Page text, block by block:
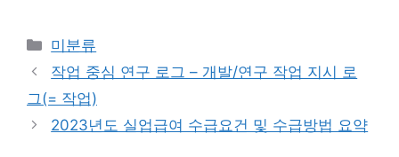
Categories
미분류
작업 중심 연구 로그 – 개발/연구 작업 지시 로
그(= 작업)
2023년도 실업급여 수급요건 및 수급방법 요약